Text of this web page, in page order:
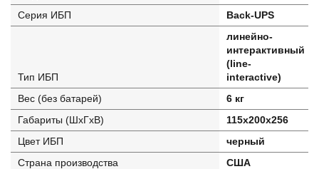
Серия ИБП
Back-UPS
Тип ИБП
линейно-
интерактивный
(line-
interactive)
Вес (без батарей)
6 кг
Габариты (ШхГхВ)
115x200x256
Цвет ИБП
черный
Страна производства
США